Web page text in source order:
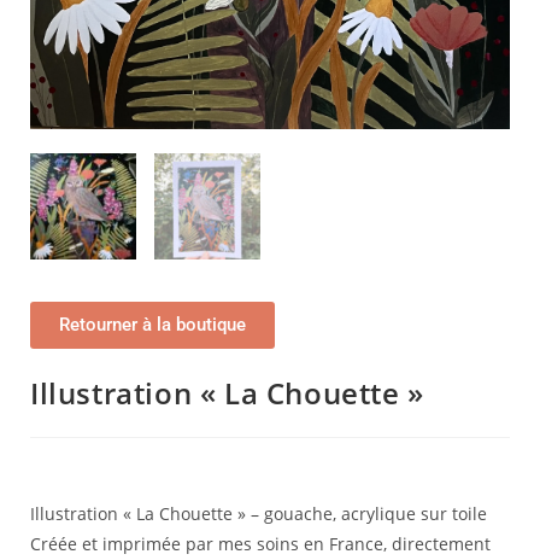
Retourner à la boutique
Illustration « La Chouette »
Illustration « La Chouette » – gouache, acrylique sur toile
Créée et imprimée par mes soins en France, directement